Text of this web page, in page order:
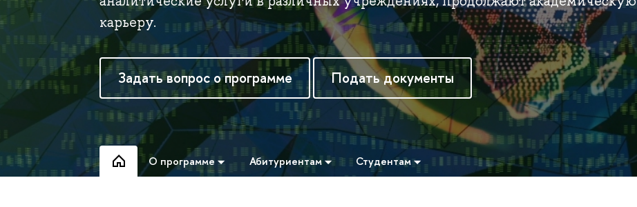
карьеру.
Задать вопрос о программе Подать документы
О программе Абитуриентам Студентам